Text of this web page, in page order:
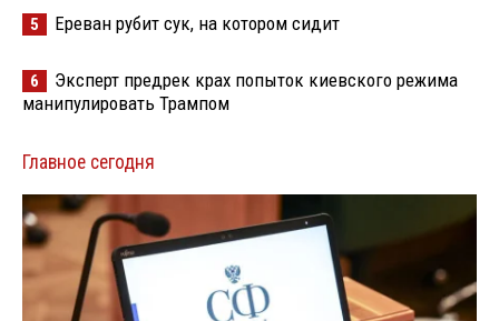
5 Ереван рубит сук, на котором сидит
6
Эксперт предрек крах попыток киевского режима
манипулировать Трампом
Главное сегодня